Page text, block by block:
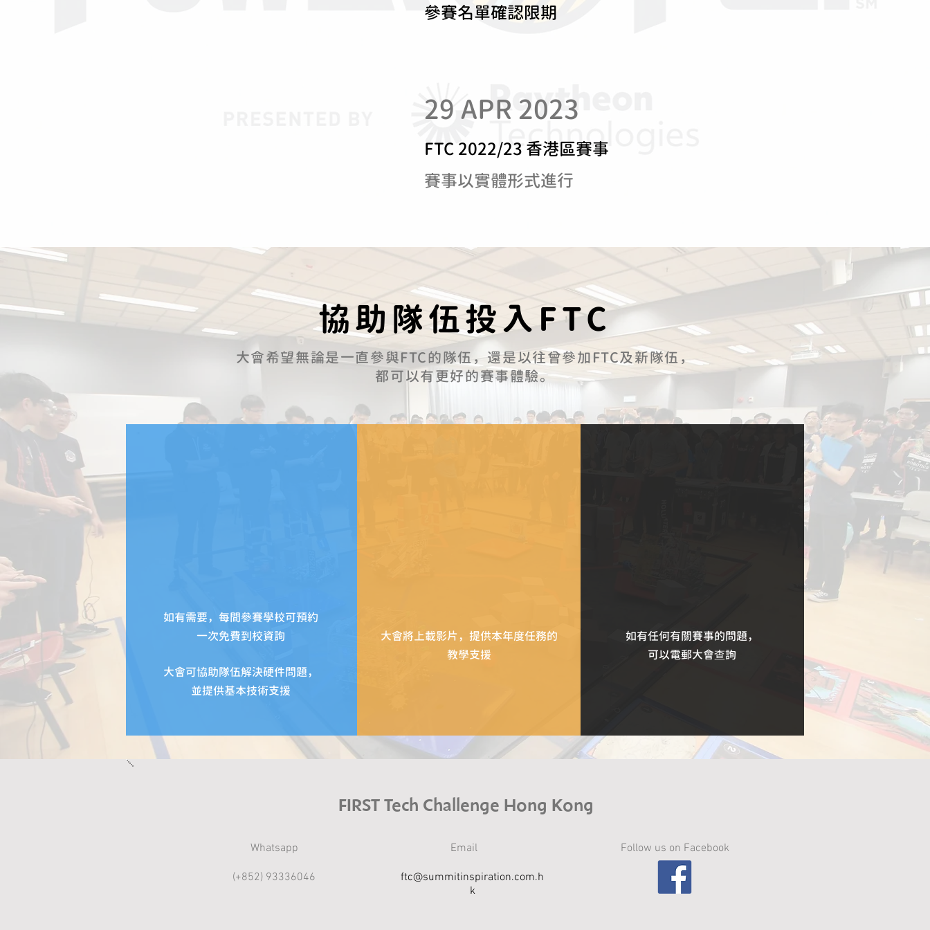
參賽名單確認限期
29 APR 2023
​FTC 2022/23 香港區賽事
​賽事以實體形式進行
協助隊伍投入FTC
​大會希望無論是一直參與FTC的隊伍，還是以往曾參加FTC及新隊伍，
都可以有更好的賽事體驗。
​如有需要，每間參賽學校可預約
一次免費到校資詢
大會可協助隊伍解決硬件問題，
並提供基本技術支援
​大會將上載影片，提供本年度任務的
教學支援
如有任何有關賽事的問題，
可以電郵大會查詢
FIRST Tech Challenge Hong Kong
Whatsapp
(+852) 93336046
Email
ftc@summitinspiration.com.h
k
Follow us on Facebook